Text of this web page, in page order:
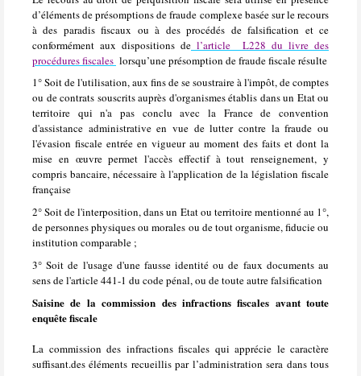
d’éléments de présomptions de fraude complexe basée sur le recours
à des paradis fiscaux ou à des procédés de falsification et ce
conformément aux dispositions de l’article
L228 du livre des
procédures fiscales lorsqu’une présomption de fraude fiscale résulte
1° Soit de l'utilisation, aux fins de se soustraire à l'impôt, de comptes
ou de contrats souscrits auprès d'organismes établis dans un Etat ou
territoire qui n'a pas conclu avec la France de convention
d'assistance administrative en vue de lutter contre la fraude ou
l'évasion fiscale entrée en vigueur au moment des faits et dont la
mise en œuvre permet l'accès effectif à tout renseignement, y
compris bancaire, nécessaire à l'application de la législation fiscale
française
2° Soit de l'interposition, dans un Etat ou territoire mentionné au 1°,
de personnes physiques ou morales ou de tout organisme, fiducie ou
institution comparable ;
3° Soit de l'usage d'une fausse identité ou de faux documents au
sens de l'article 441-1 du code pénal, ou de toute autre falsification
Saisine de la commission des infractions fiscales avant toute
enquête fiscale
La commission des infractions fiscales qui apprécie le caractère
suffisant.des éléments recueillis par l’administration sera dans tous